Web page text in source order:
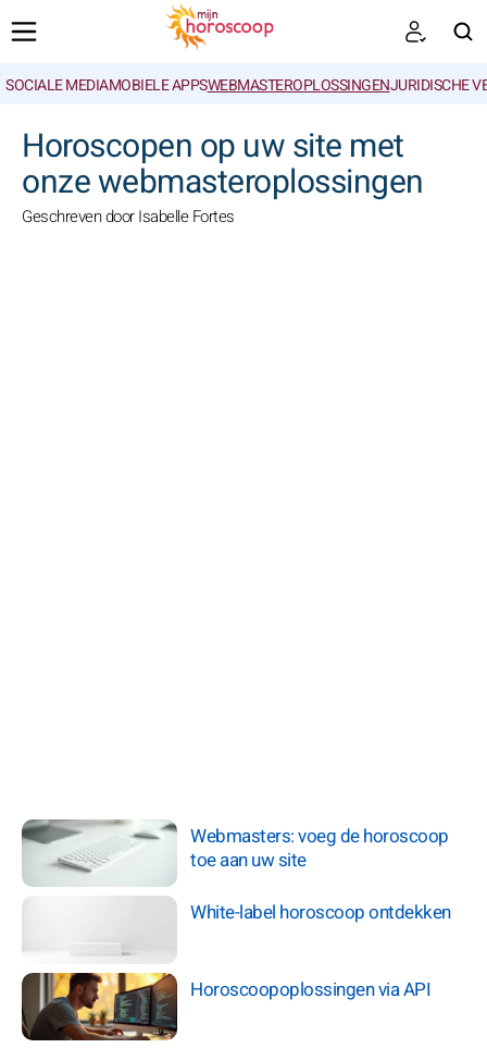
SOCIALE MEDIAMOBIELE APPSWEBMASTEROPLOSSINGENJURIDISCHE
Horoscopen op uw site met
onze webmasteroplossingen
Geschreven door Isabelle Fortes
Webmasters: voeg de horoscoop
toe aan uw site
White-label horoscoop ontdekken
Horoscoopoplossingen via API